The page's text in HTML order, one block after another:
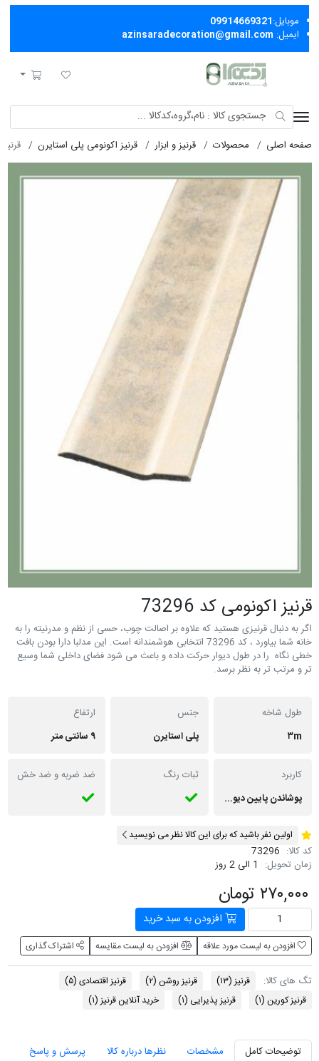
موبایل:09914669321
ایمیل: azinsaradecoration@gmail.com
لیست مورد علاقه
سبد خرید
صفحه اصلی محصولات قرنیز و ابزار قرنیز اکونومی پلی استایرن قرنيز
قرنيز اکونومی کد 73296
اگر به دنبال قرنیزی هستید که علاوه بر اصالت چوب، حسی از نظم و مدرنیته را به
خانه شما بیاورد ، کد 73296 انتخابی هوشمندانه است. این مدلبا دارا بودن بافت
خطی نگاه را در طول دیوار حرکت داده و باعث می شود فضای داخلی شما وسیع
تر و مرتب تر به نظر برسد.
طول شاخه
۳m
جنس
پلی استایرن
ارتفاع
۹ سانتی متر
کاربرد
پوشاندن پایین دیوار ها در ساختمان ، زیبایی بصری، مانع نفوذ رطوبت به دیوار میشود.
ثبات رنگ ضد ضربه و ضد خش
اولین نفر باشید که برای این کالا نظر می نویسید
کد کالا: 73296
زمان تحویل: 1 الی 2 روز
۲۷۰,۰۰۰ تومان
افزودن به سبد خرید
افزودن به لیست مورد علاقه افزودن به لیست مقایسه اشتراک گذاری
تگ های کالا: قرنیز (۱۳) قرنیز روشن (۲) قرنیز اقتصادی (۵)
قرنیز کورین (۱) قرنیز پذیرایی (۱) خرید آنلاین قرنیز (۱)
توضیحات کامل مشخصات نظرها درباره کالا
پرسش و پاسخ